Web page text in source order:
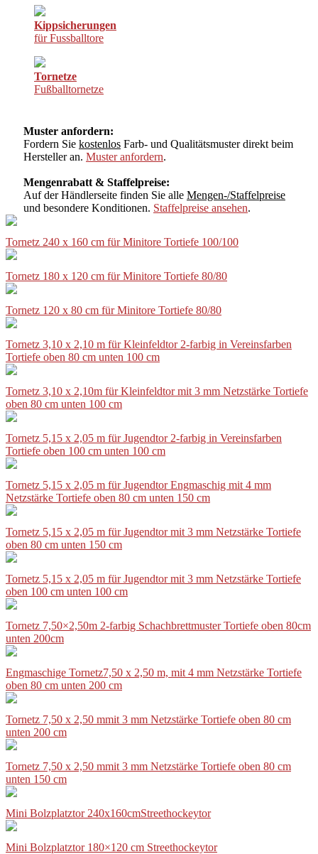
Kippsicherungen
für Fussballtore
Tornetze
Fußballtornetze
Muster anfordern:
Fordern Sie kostenlos Farb- und Qualitätsmuster direkt beim
Hersteller an. Muster anfordern.
Mengenrabatt & Staffelpreise:
Auf der Händlerseite finden Sie alle Mengen-/Staffelpreise
und besondere Konditionen. Staffelpreise ansehen.
Tornetz 240 x 160 cm für Minitore Tortiefe 100/100
Tornetz 180 x 120 cm für Minitore Tortiefe 80/80
Tornetz 120 x 80 cm für Minitore Tortiefe 80/80
Tornetz 3,10 x 2,10 m für Kleinfeldtor 2-farbig in Vereinsfarben
Tortiefe oben 80 cm unten 100 cm
Tornetz 3,10 x 2,10m für Kleinfeldtor mit 3 mm Netzstärke Tortiefe
oben 80 cm unten 100 cm
Tornetz 5,15 x 2,05 m für Jugendtor 2-farbig in Vereinsfarben
Tortiefe oben 100 cm unten 100 cm
Tornetz 5,15 x 2,05 m für Jugendtor Engmaschig mit 4 mm
Netzstärke Tortiefe oben 80 cm unten 150 cm
Tornetz 5,15 x 2,05 m für Jugendtor mit 3 mm Netzstärke Tortiefe
oben 80 cm unten 150 cm
Tornetz 5,15 x 2,05 m für Jugendtor mit 3 mm Netzstärke Tortiefe
oben 100 cm unten 100 cm
Tornetz 7,50×2,50m 2-farbig Schachbrettmuster Tortiefe oben 80cm
unten 200cm
Engmaschige Tornetz7,50 x 2,50 m, mit 4 mm Netzstärke Tortiefe
oben 80 cm unten 200 cm
Tornetz 7,50 x 2,50 mmit 3 mm Netzstärke Tortiefe oben 80 cm
unten 200 cm
Tornetz 7,50 x 2,50 mmit 3 mm Netzstärke Tortiefe oben 80 cm
unten 150 cm
Mini Bolzplatztor 240x160cmStreethockeytor
Mini Bolzplatztor 180×120 cm Streethockeytor